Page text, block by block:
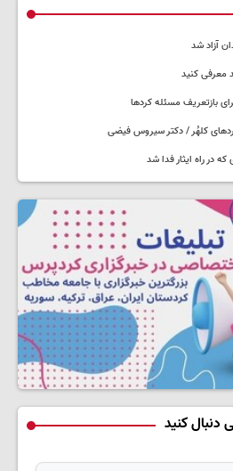
معرفی کنید
بازتعریف مسئله کردها
کلهُر / دکتر سیروس فیضی
در راه ایثار فدا شد
دنبال کنید